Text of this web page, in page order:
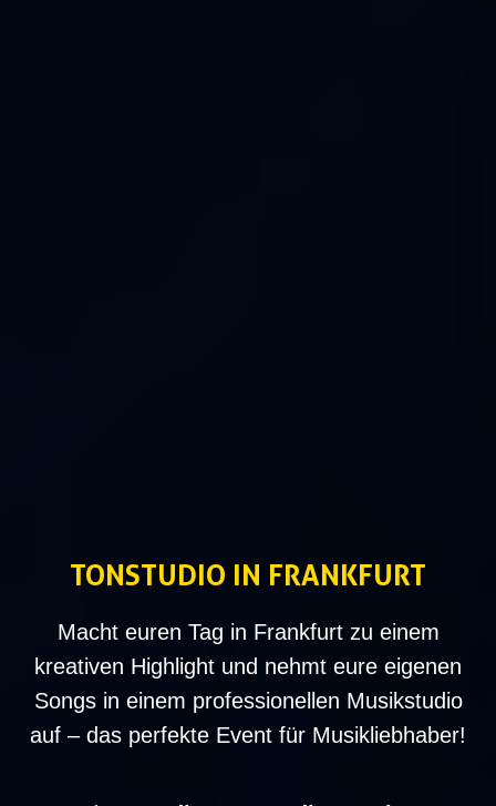
TONSTUDIO IN FRANKFURT
Macht euren Tag in Frankfurt zu einem
kreativen Highlight und nehmt eure eigenen
Songs in einem professionellen Musikstudio
auf – das perfekte Event für Musikliebhaber!